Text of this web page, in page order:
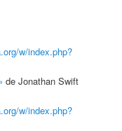
w/index.php?
de Jonathan Swift
w/index.php?